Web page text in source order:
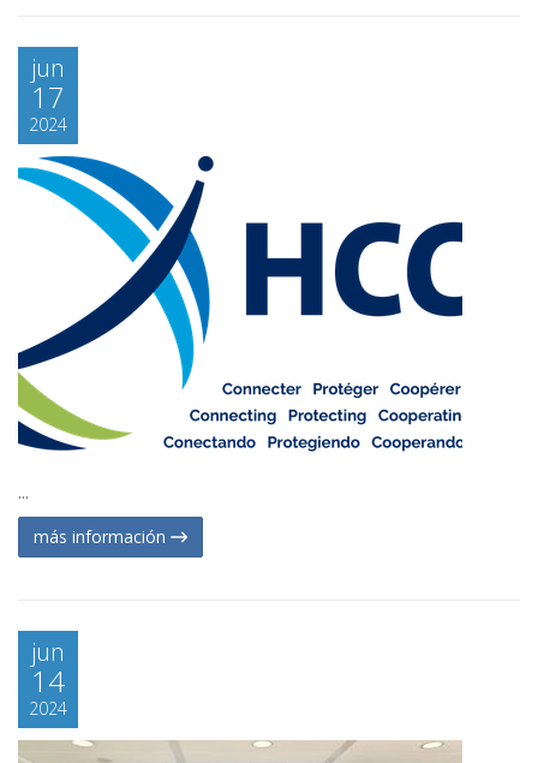
jun
17
2024
...
más información
jun
14
2024